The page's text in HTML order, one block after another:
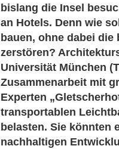
bislang die Insel
an Hotels. Denn wie
bauen, ohne dabei
zerstören?
Universität München
Zusammenarbeit mit
Experten
transportablen
belasten. Sie könnten
nachhaltigen